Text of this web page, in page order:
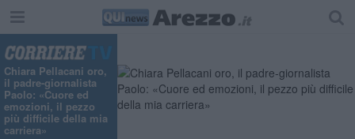
Chiara Pellacani oro,
il padre-giornalista
Paolo: «Cuore ed
emozioni, il pezzo
più difficile della mia
carriera»